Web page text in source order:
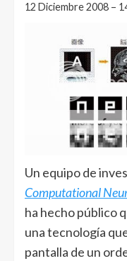
12 Diciembre 2008 –
Un equipo de
Computational
ha hecho público
una tecnología
pantalla de un